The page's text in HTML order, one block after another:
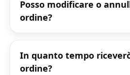
Posso modificare o
ordine?
In quanto tempo
ordine?